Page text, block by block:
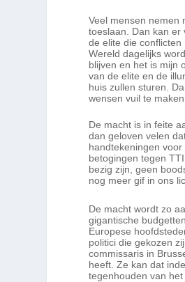
Veel mensen nemen
toeslaan. Dan kan er
de elite die
Wereld dagelijks
blijven en het is mijn
van de elite en de
huis zullen sturen.
wensen vuil te
De macht is in feite
dan geloven velen
handtekeningen
betogingen tegen
bezig zijn, geen
nog meer gif in ons
De macht wordt zo
gigantische
Europese
politici die gekozen
commissaris in
heeft. Ze kan dat
tegenhouden van